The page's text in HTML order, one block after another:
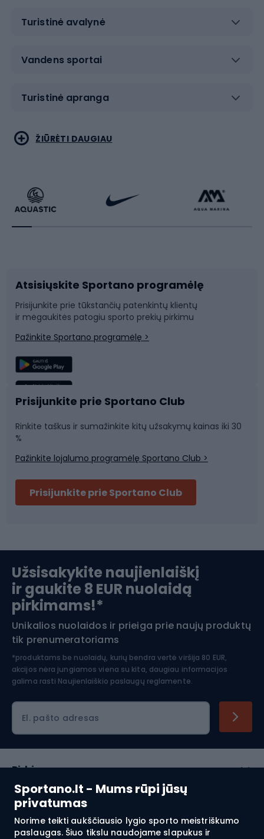
Sportano.lt - Mums rūpi jūsų
privatumas
Norime teikti aukščiausio lygio sporto meistriškumo
paslaugas. Šiuo tikslu naudojame slapukus ir
Turistinė avalynė
Vandens sportai
Turistinė apranga
Bėgimas
Dviratininkų apranga
Dviračių dalys
Laipiojimas
Žvejyba
Sportinė medicina
Koviniai sportai
Rakečių sportas
Rogutės ir čiuožynės
Snieglenčių sportas
Plaukimas
Komandinis sportas
Slidinėjimas
Apranga žiemos sportui
Šiaurietiškas ėjimas
ŽIŪRĖTI DAUGIAU
Atsisiųskite Sportano programėlę
Prisijunkite prie tūkstančių patenkintų klientų
ir mėgaukitės patogiu sporto prekių pirkimu
Pažinkite Sportano programėlę >
Prisijunkite prie Sportano Club
Rinkite taškus ir sumažinkite kitų užsakymų kainas iki 30
%
Pažinkite lojalumo programėlę Sportano Club >
Prisijunkite prie Sportano Club
Užsisakykite naujienlaiškį
ir gaukite 8 EUR nuolaidą
pirkimams!*
Unikalios nuolaidos ir prieiga prie naujų produktų
tik prenumeratoriams
*produktams be nuolaidų, kurių bendra vertė viršija 80 EUR,
akcijos nėra jungiamos viena su kita, daugiau informacijos
galima rasti Naujienlaiškio paslaugų reglamente.
El. pašto adresas
Pirkimas
Klientų aptarnavimas
Reglamentai